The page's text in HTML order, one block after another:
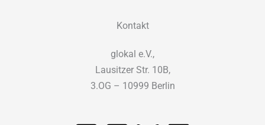
Kontakt
glokal e.V.,
Lausitzer Str. 10B,
3.OG – 10999 Berlin